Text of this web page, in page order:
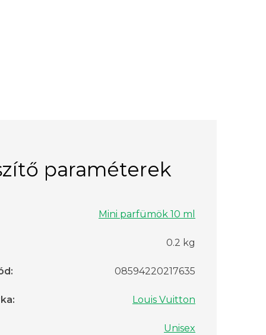
paraméterek
Mini parfümök 10 ml
0.2 kg
: 08594220217635
: Louis Vuitton
Unisex